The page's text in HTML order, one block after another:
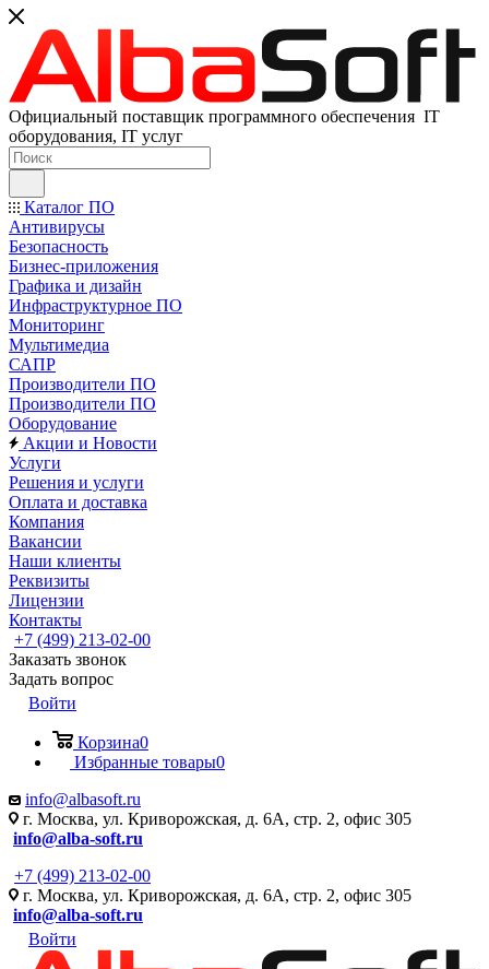
Официальный поставщик программного обеспечения IT
оборудования, IT услуг
Каталог ПО
Антивирусы
Безопасность
Бизнес-приложения
Графика и дизайн
Инфраструктурное ПО
Мониторинг
Мультимедиа
САПР
Производители ПО
Производители ПО
Оборудование
Акции и Новости
Услуги
Решения и услуги
Оплата и доставка
Компания
Вакансии
Наши клиенты
Реквизиты
Лицензии
Контакты
+7 (499) 213-02-00
Заказать звонок
Задать вопрос
Войти
Корзина0
Избранные товары0
info@albasoft.ru
г. Москва, ул. Криворожская, д. 6А, стр. 2, офис 305
info@alba-soft.ru
+7 (499) 213-02-00
г. Москва, ул. Криворожская, д. 6А, стр. 2, офис 305
info@alba-soft.ru
Войти